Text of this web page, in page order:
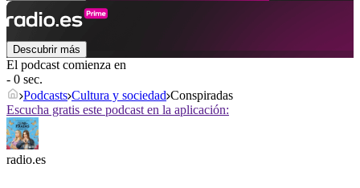
Descubrir más
El podcast comienza en
- 0 sec.
Podcasts Cultura y sociedad Conspiradas
Escucha gratis este podcast en la aplicación:
radio.es